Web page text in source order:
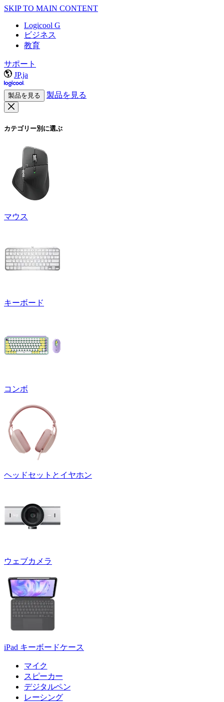
SKIP TO MAIN CONTENT
Logicool G
ビジネス
教育
サポート
JP,ja
製品を見る 製品を見る
カテゴリー別に選ぶ
マウス
キーボード
コンボ
ヘッドセットとイヤホン
ウェブカメラ
iPad キーボードケース
マイク
スピーカー
デジタルペン
レーシング